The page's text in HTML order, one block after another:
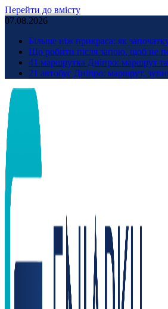
Перейти до вмісту
07.08.2026
Більше ніж прикраса: як
Що робити після запою, щоб не
41 маршрутка Дніпро: маршрут
21 автобус Дніпро: маршрут,